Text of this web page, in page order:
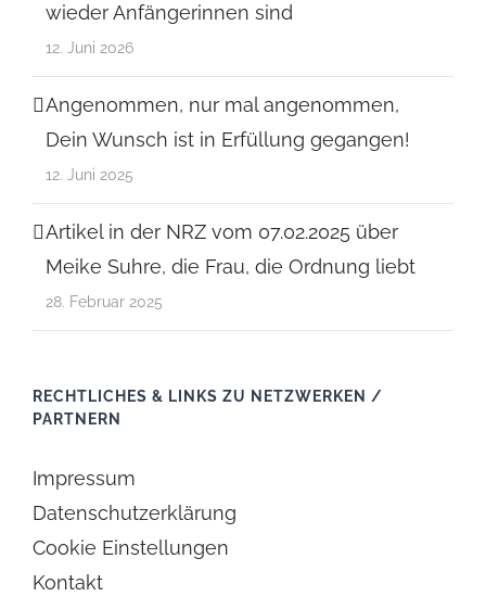
wieder Anfängerinnen sind
12. Juni 2026
Angenommen, nur mal angenommen,
Dein Wunsch ist in Erfüllung gegangen!
12. Juni 2025
Artikel in der NRZ vom 07.02.2025 über
Meike Suhre, die Frau, die Ordnung liebt
28. Februar 2025
RECHTLICHES & LINKS ZU NETZWERKEN /
PARTNERN
Impressum
Datenschutzerklärung
Cookie Einstellungen
Kontakt